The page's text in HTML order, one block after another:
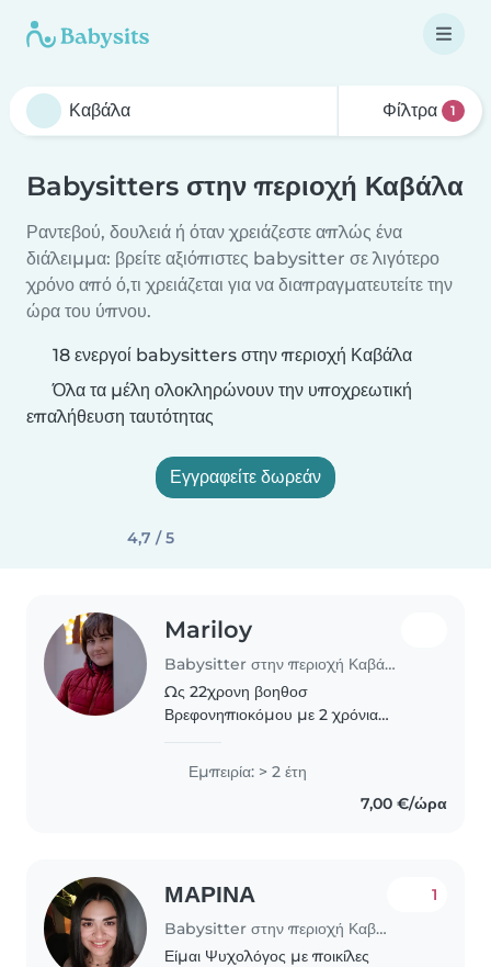
Φίλτρα 1
Babysitters στην περιοχή Καβάλα
Ραντεβού, δουλειά ή όταν χρειάζεστε απλώς ένα
διάλειμμα: βρείτε αξιόπιστες babysitter σε λιγότερο
χρόνο από ό,τι χρειάζεται για να διαπραγματευτείτε την
ώρα του ύπνου.
18 ενεργοί babysitters στην περιοχή Καβάλα
Όλα τα μέλη ολοκληρώνουν την υποχρεωτική
επαλήθευση ταυτότητας
Εγγραφείτε δωρεάν
4,7 / 5
Mariloy
Babysitter στην περιοχή Καβάλα
Ως 22χρονη βοηθοσ
Βρεφονηπιοκόμου με 2 χρόνια
υπεύθυνη, υπομονετική και ήρεμη, με
πλούσια γνώση σε δραστηριότητες..
Εμπειρία: > 2 έτη
7,00 €/ώρα
ΜΑΡΙΝΑ
Babysitter στην περιοχή Καβάλα
1
Είμαι Ψυχολόγος με ποικίλες